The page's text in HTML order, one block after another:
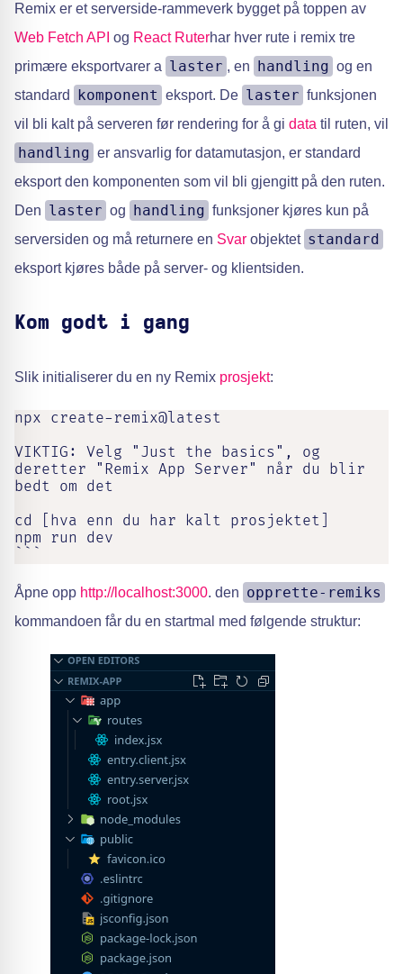
Remix er et serverside-rammeverk bygget på toppen av
Web Fetch API og React Ruterhar hver rute i remix tre
primære eksportvarer a laster , en handling og en
standard
komponent eksport. De laster funksjonen
vil bli kalt på serveren før rendering for å gi data til ruten, vil
handling er ansvarlig for datamutasjon, er standard
eksport den komponenten som vil bli gjengitt på den ruten.
Den laster og handling funksjoner kjøres kun på
serversiden og må returnere en Svar objektet standard
eksport kjøres både på server- og klientsiden.
Kom godt i gang
Slik initialiserer du en ny Remix prosjekt:
npx create-remix@latest
VIKTIG: Velg "Just the basics", og
deretter "Remix App Server" når du blir
bedt om det
cd [hva enn du har kalt prosjektet]
npm run dev
Åpne opp http://localhost:3000. den opprette-remiks
kommandoen får du en startmal med følgende struktur: